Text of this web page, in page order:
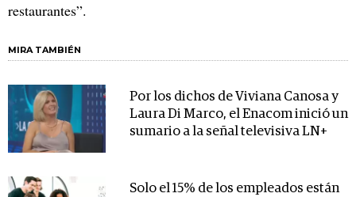
restaurantes”.
MIRA TAMBIÉN
Por los dichos de Viviana Canosa y
Laura Di Marco, el Enacom inició un
sumario a la señal televisiva LN+
Solo el 15% de los empleados están